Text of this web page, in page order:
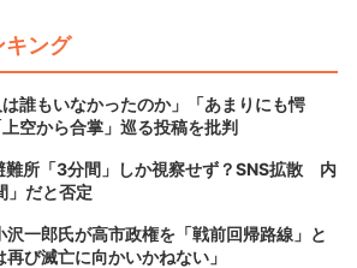
キング
誰もいなかったのか」「あまりにも愕
空から合掌」巡る投稿を批判
難所「3分間」しか視察せず？SNS拡散 内
」だと否定
沢一郎氏が高市政権を「戦前回帰路線」と
び滅亡に向かいかねない」